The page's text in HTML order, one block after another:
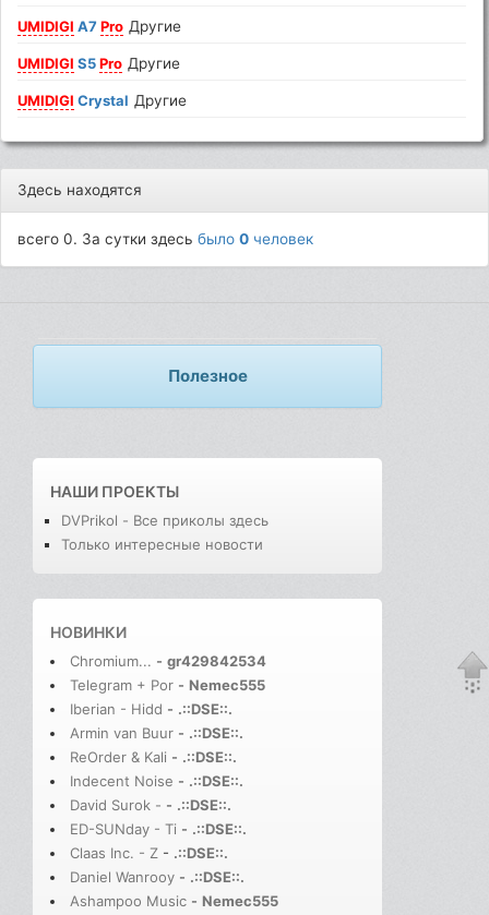
UMIDIGI A7Pro Другие
UMIDIGI S5Pro Другие
UMIDIGI Crystal Другие
Здесь находятся
всего 0. За сутки здесьбыло0 человек
Полезное
НАШИ ПРОЕКТЫ
DVPrikol - Все приколы здесь
Только интересные новости
НОВИНКИ
Chromium... - gr429842534
Telegram + Por - Nemec555
Iberian - Hidd - .::DSE::.
Armin van Buur - .::DSE::.
ReOrder & Kali - .::DSE::.
Indecent Noise - .::DSE::.
David Surok - - .::DSE::.
ED-SUNday - Ti - .::DSE::.
Claas Inc. - Z - .::DSE::.
Daniel Wanrooy - .::DSE::.
Ashampoo Music - Nemec555